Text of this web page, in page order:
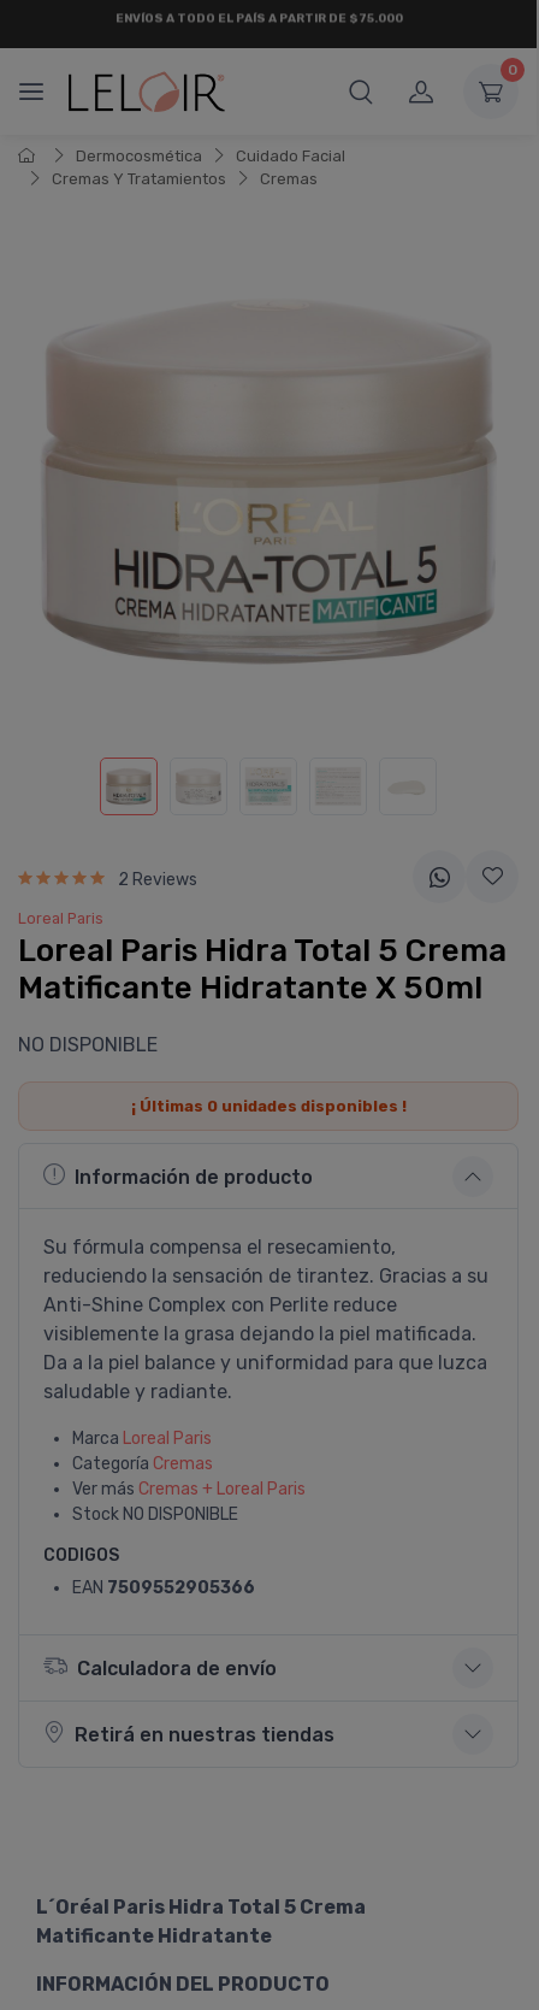
0
Dermocosmética
Cuidado Facial
Cremas Y Tratamientos
Cremas
2 Reviews
Loreal Paris
Loreal Paris Hidra Total 5 Crema
Matificante Hidratante X 50ml
NO DISPONIBLE
¡ Últimas 0unidades disponibles !
Información de producto
Su fórmula compensa el resecamiento,
reduciendo la sensación de tirantez. Gracias a su
Anti-Shine Complex con Perlite reduce
visiblemente la grasa dejando la piel matificada.
Da a la piel balance y uniformidad para que luzca
saludable y radiante.
Marca Loreal Paris
Categoría Cremas
Ver más Cremas + Loreal Paris
Stock NO DISPONIBLE
CODIGOS
EAN 7509552905366
Calculadora de envío
Retirá en nuestras tiendas
L´Oréal Paris Hidra Total 5 Crema
Matificante Hidratante
INFORMACIÓN DEL PRODUCTO